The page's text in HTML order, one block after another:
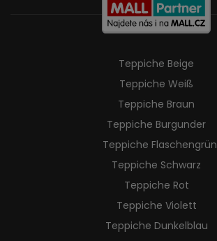
Teppiche Beige
Teppiche Weiß
Teppiche Braun
Teppiche Burgunder
Teppiche Flaschengrün
Teppiche Schwarz
Teppiche Rot
Teppiche Violett
Teppiche Dunkelblau